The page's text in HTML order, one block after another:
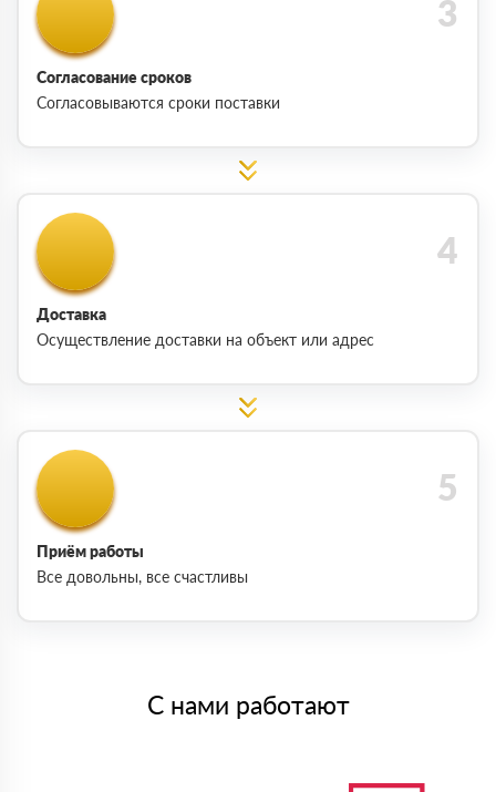
Согласование сроков
Согласовываются сроки поставки
Доставка
Осуществление доставки на объект или адрес
Приём работы
Все довольны, все счастливы
С нами работают